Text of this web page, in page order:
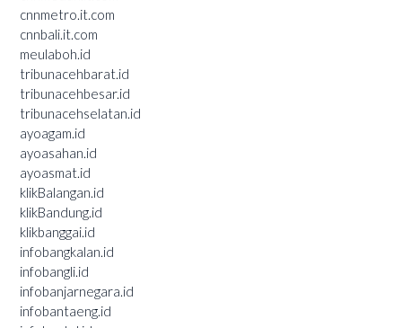
cnnmetro.it.com
cnnbali.it.com
meulaboh.id
tribunacehbarat.id
tribunacehbesar.id
tribunacehselatan.id
ayoagam.id
ayoasahan.id
ayoasmat.id
klikBalangan.id
klikBandung.id
klikbanggai.id
infobangkalan.id
infobangli.id
infobanjarnegara.id
infobantaeng.id